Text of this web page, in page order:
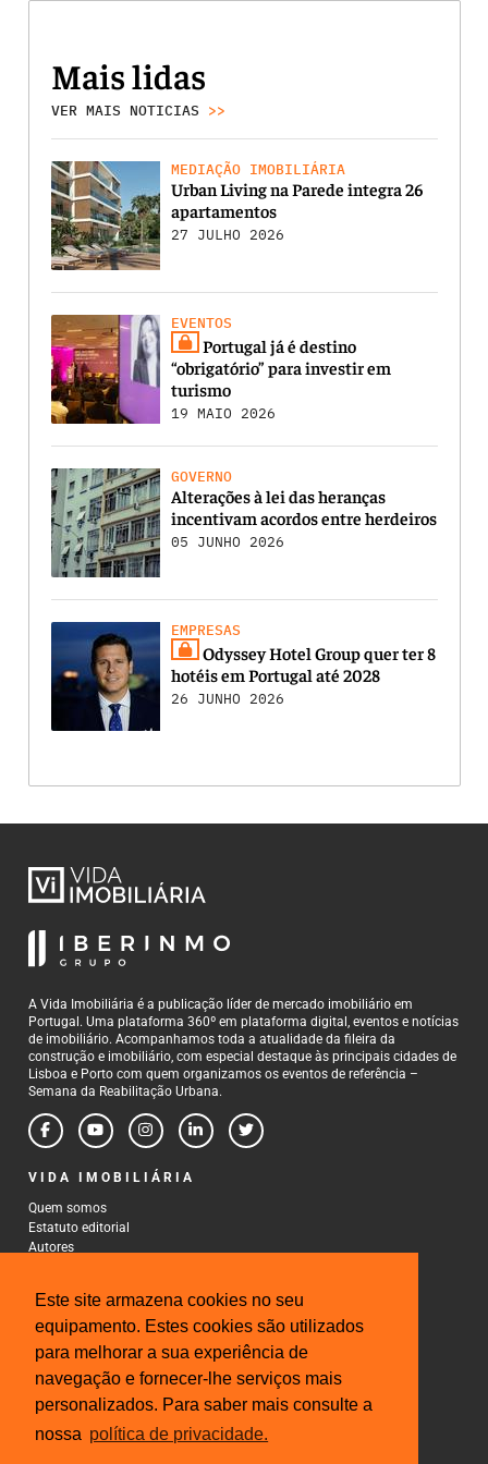
Este site armazena cookies no seu
equipamento. Estes cookies são utilizados
para melhorar a sua experiência de
navegação e fornecer-lhe serviços mais
personalizados. Para saber mais consulte a
nossa política de privacidade.
Mais lidas
VER MAIS NOTICIAS >>
MEDIAÇÃO IMOBILIÁRIA
Urban Living na Parede integra 26
apartamentos
27 JULHO 2026
EVENTOS
Portugal já é destino
“obrigatório” para investir em
turismo
19 MAIO 2026
GOVERNO
Alterações à lei das heranças
incentivam acordos entre herdeiros
05 JUNHO 2026
EMPRESAS
Odyssey Hotel Group quer ter 8
hotéis em Portugal até 2028
26 JUNHO 2026
A Vida Imobiliária é a publicação líder de mercado imobiliário em
Portugal. Uma plataforma 360º em plataforma digital, eventos e notícias
de imobiliário. Acompanhamos toda a atualidade da fileira da
construção e imobiliário, com especial destaque às principais cidades de
Lisboa e Porto com quem organizamos os eventos de referência –
Semana da Reabilitação Urbana.
VIDA IMOBILIÁRIA
Quem somos
Estatuto editorial
Autores
CONTACTOS
Rua Gonçalo Cristovão, 185 - 6º
4000-269 Porto
Tel: 222 085 009
Fax: 222 085 010
Email: gestao@iberinmo.com